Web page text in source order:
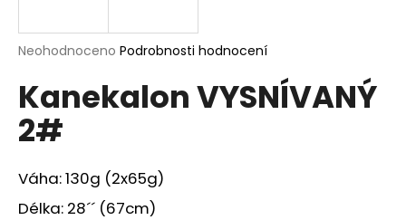
Průměrné
produktu
je
0,0
z
hvězdiček.
Neohodnoceno Podrobnosti hodnocení
Kanekalon VYSNÍVANÝ
2#
Váha: 130g (2x65g)
Délka: 28´´ (67cm)
j
t
?